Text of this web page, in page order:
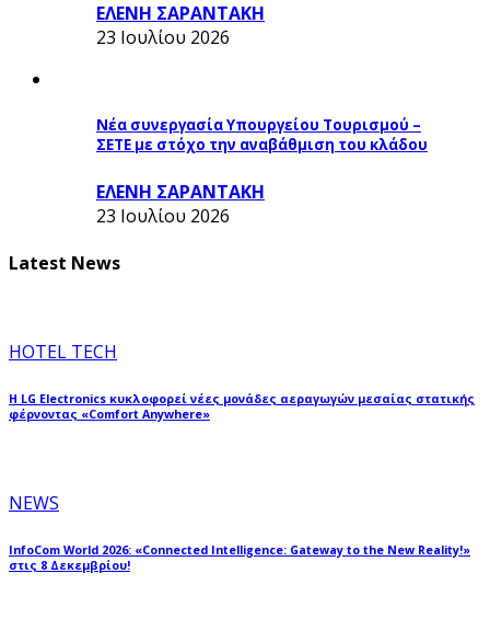
ΕΛΕΝΗ ΣΑΡΑΝΤΑΚΗ
23 Ιουλίου 2026
Νέα συνεργασία Υπουργείου Τουρισμού –
ΣΕΤΕ με στόχο την αναβάθμιση του κλάδου
ΕΛΕΝΗ ΣΑΡΑΝΤΑΚΗ
23 Ιουλίου 2026
Latest News
HOTEL TECH
Η LG Electronics κυκλοφορεί νέες μονάδες αεραγωγών μεσαίας στατικής
φέρνοντας «Comfort Anywhere»
NEWS
InfoCom World 2026: «Connected Intelligence: Gateway to the New Reality!»
στις 8 Δεκεμβρίου!